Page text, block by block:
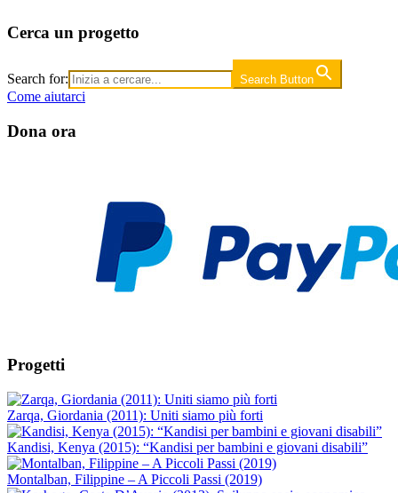
Cerca un progetto
Search for: Search Button
Come aiutarci
Dona ora
Progetti
Zarqa, Giordania (2011): Uniti siamo più forti
Kandisi, Kenya (2015): “Kandisi per bambini e giovani disabili”
Montalban, Filippine – A Piccoli Passi (2019)